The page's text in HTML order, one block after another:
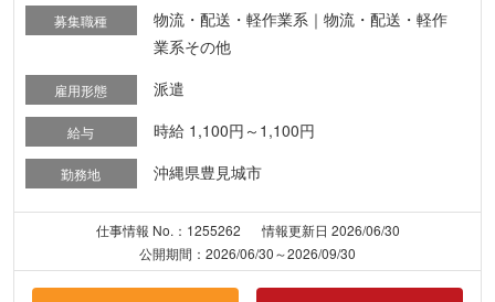
募集職種
物流・配送・軽作業系｜物流・配送・軽作
業系その他
雇用形態 派遣
給与 時給 1,100円～1,100円
勤務地 沖縄県豊見城市
仕事情報 No.：1255262
情報更新日 2026/06/30
公開期間：2026/06/30～2026/09/30